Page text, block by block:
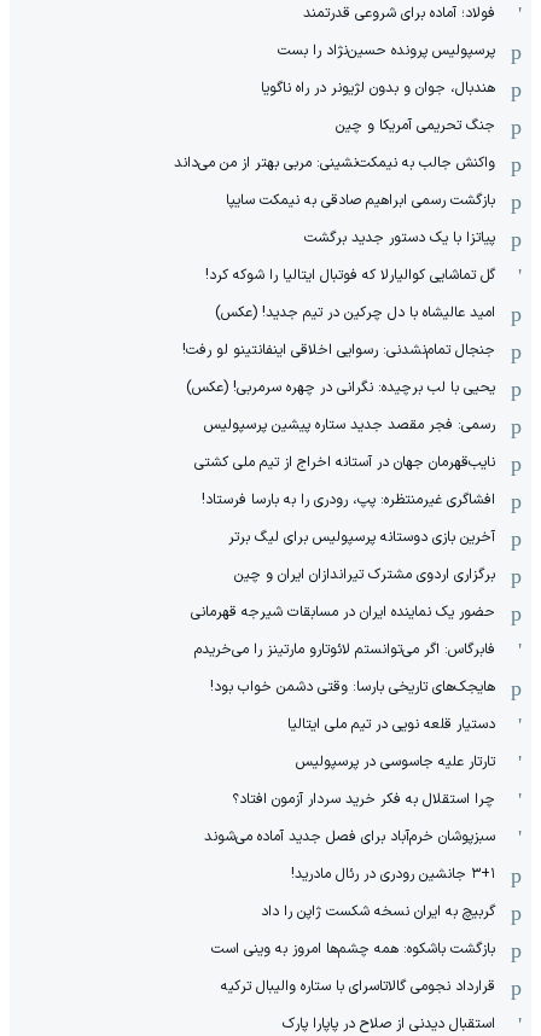
فولاد؛ آماده برای شروعی قدرتمند
پرسپولیس پرونده حسین‌نژاد را بست
هندبال، جوان و بدون لژیونر در راه ناگویا
جنگ تحریمی آمریکا و چین
واکنش جالب به نیمکت‌نشینی: مربی بهتر از من می‌داند
بازگشت رسمی ابراهیم صادقی به نیمکت سایپا
پیاتزا با یک دستور جدید برگشت
گل تماشایی کوالیارلا که فوتبال ایتالیا را شوکه کرد!
امید عالیشاه با دل چرکین در تیم جدید! (عکس)
جنجال تمام‌نشدنی:‌ رسوایی اخلاقی اینفانتینو لو رفت!
یحیی با لب برچیده: نگرانی در چهره سرمربی! (عکس)
رسمی: فجر مقصد جدید ستاره پیشین پرسپولیس
نایب‌قهرمان جهان در آستانه اخراج از تیم ملی کشتی
افشاگری غیرمنتظره: پپ، رودری را به بارسا فرستاد!
آخرین بازی دوستانه پرسپولیس برای لیگ برتر
برگزاری اردوی مشترک تیراندازان ایران و چین
حضور یک نماینده ایران در مسابقات شیرجه قهرمانی
فابرگاس: اگر می‌توانستم لائوتارو مارتینز را می‌خریدم
هایجک‌های تاریخی بارسا: وقتی دشمن خواب بود!
دستیار قلعه نویی در تیم ملی ایتالیا
تارتار علیه جاسوسی در پرسپولیس
چرا استقلال به فکر خرید سردار آزمون افتاد؟
سبزپوشان خرم‌آباد برای فصل جدید آماده می‌شوند
۳+۱ جانشین رودری در رئال مادرید!
گربیچ به ایران نسخه شکست ژاپن را داد
بازگشت باشکوه: همه چشم‌ها امروز به وینی است
قرارداد نجومی گالاتاسرای با ستاره والیبال ترکیه
استقبال دیدنی از صلاح در پاپارا پارک